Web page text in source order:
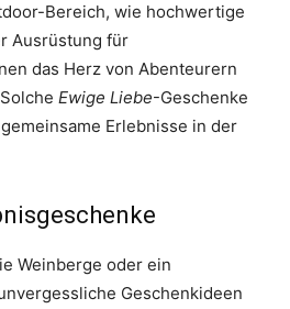
Bereich, wie hochwertige
Ausrüstung für
das Herz von Abenteurern
Ewige Liebe-Geschenke
Erlebnisse in der
Weinberge oder ein
Geschenkideen